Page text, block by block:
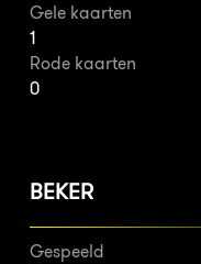
Gele kaarten
1
Rode kaarten
0
BEKER
Gespeeld